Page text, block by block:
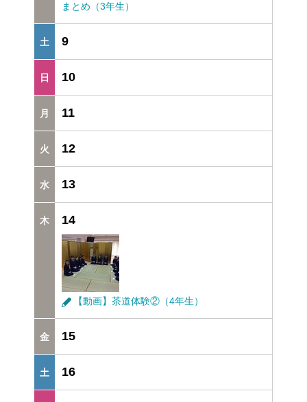
まとめ（3年生）
9
10
11
12
13
14
【動画】茶道体験②（4年生）
15
16